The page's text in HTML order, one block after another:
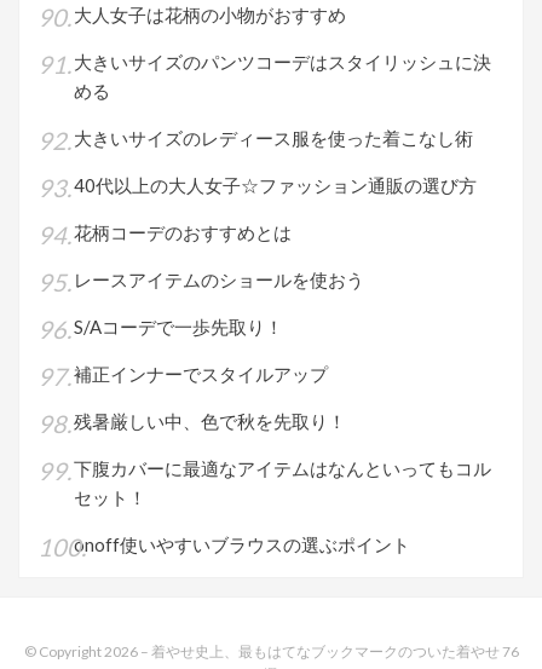
大人女子は花柄の小物がおすすめ
大きいサイズのパンツコーデはスタイリッシュに決
める
大きいサイズのレディース服を使った着こなし術
40代以上の大人女子☆ファッション通販の選び方
花柄コーデのおすすめとは
レースアイテムのショールを使おう
S/Aコーデで一歩先取り！
補正インナーでスタイルアップ
残暑厳しい中、色で秋を先取り！
下腹カバーに最適なアイテムはなんといってもコル
セット！
onoff使いやすいブラウスの選ぶポイント
© Copyright 2026 – 着やせ史上、最もはてなブックマークのついた着やせ 76